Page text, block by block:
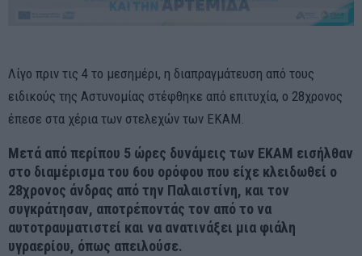
Λίγο πριν τις 4 το μεσημέρι, η διαπραγμάτευση από τους
ειδικούς της Αστυνομίας στέφθηκε από επιτυχία, ο 28χρονος
έπεσε στα χέρια των στελεχών των ΕΚΑΜ.
Μετά από περίπου 5 ώρες δυνάμεις των ΕΚΑΜ εισήλθαν
στο διαμέρισμα του 6ου ορόφου που είχε κλειδωθεί ο
28χρονος άνδρας από την Παλαιστίνη, και τον
συγκράτησαν, αποτρέποντάς τον από το να
αυτοτραυματιστεί και να ανατινάξει μια φιάλη
υγραερίου, όπως απειλούσε.